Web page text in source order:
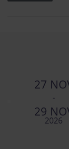
27
-
29
2026